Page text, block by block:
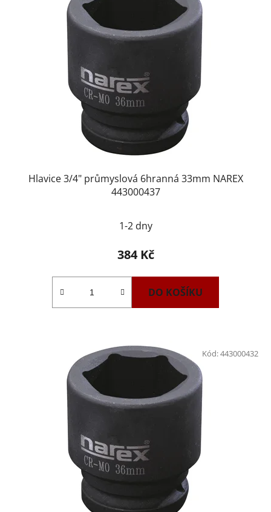
Hlavice 3/4" průmyslová 6hranná 33mm NAREX
443000437
1-2 dny
384 Kč
DO KOŠÍKU
Kód:443000432